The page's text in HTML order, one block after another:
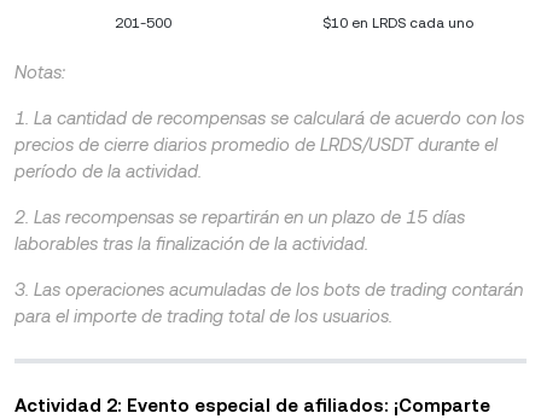
201-500
$10 en LRDS cada uno
Notas:
1. La cantidad de recompensas se calculará de acuerdo con los
precios de cierre diarios promedio de LRDS/USDT durante el
período de la actividad.
2. Las recompensas se repartirán en un plazo de 15 días
laborables tras la finalización de la actividad.
3. Las operaciones acumuladas de los bots de trading contarán
para el importe de trading total de los usuarios.
Actividad 2: Evento especial de afiliados: ¡Comparte